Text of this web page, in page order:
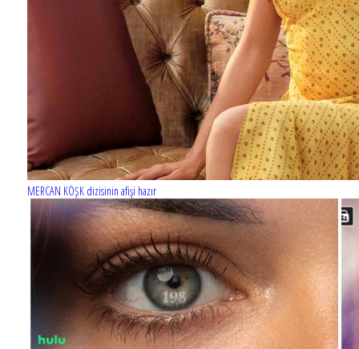
Barış Manço'nun mirasçıları mahkemede!
MERCAN KÖŞK dizisinin afişi hazır